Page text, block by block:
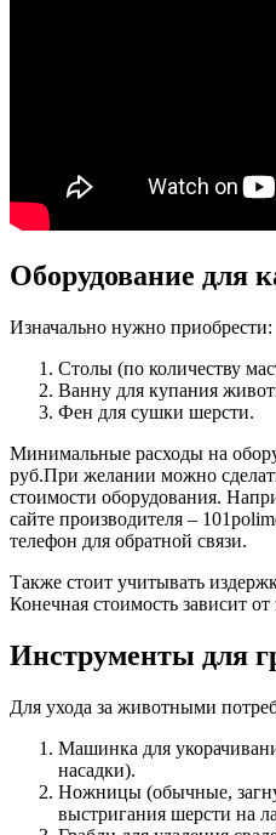
Оборудование для
Изначально нужно приобрести:
Столы (по количеству
Ванну для купания
Фен для сушки шерсти.
Минимальные расходы на
руб.При желании можно
стоимости оборудования.
сайте производителя –
телефон для обратной связи.
Также стоит учитывать
Конечная стоимость зависит
Инструменты для
Для ухода за животными
Машинка для
насадки).
Ножницы (обычные,
выстригания шерсти на